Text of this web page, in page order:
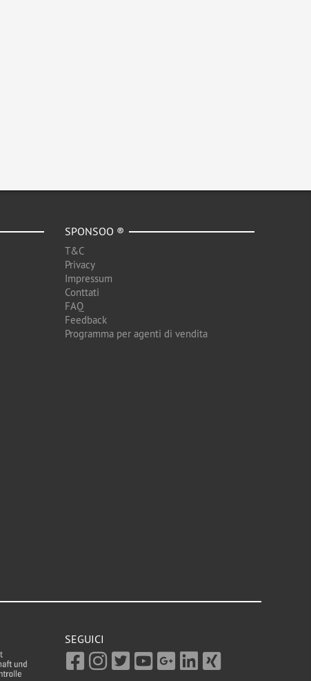
SPONSOO ®
T&C
Privacy
Impressum
Conttati
FAQ
Feedback
Programma per agenti di vendita
SEGUICI